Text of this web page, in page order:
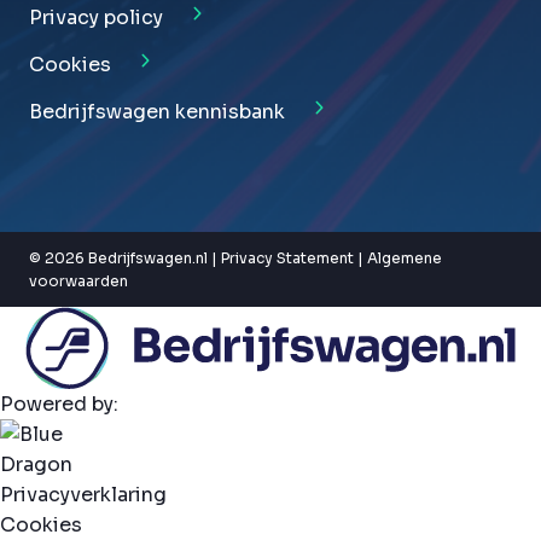
Privacy policy
Cookies
Bedrijfswagen kennisbank
© 2026 Bedrijfswagen.nl | Privacy Statement | Algemene
voorwaarden
Powered by:
Privacyverklaring
Cookies